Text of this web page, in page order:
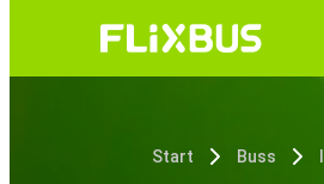
Start Buss